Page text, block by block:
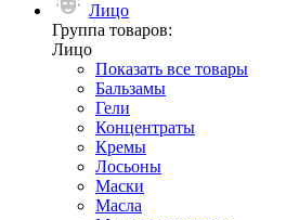
Лицо
Группа товаров:
Лицо
Показать все товары
Бальзамы
Гели
Концентраты
Кремы
Лосьоны
Маски
Масла